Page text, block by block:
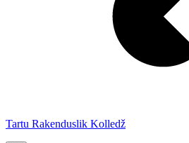
Tartu Rakenduslik Kolledž